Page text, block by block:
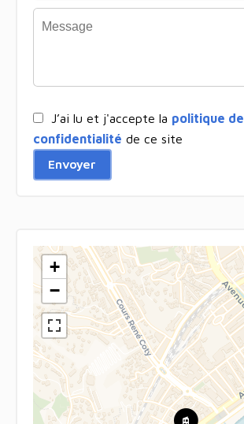
J’ai lu et j'accepte la politique de
confidentialité de ce site
Envoyer
+
−